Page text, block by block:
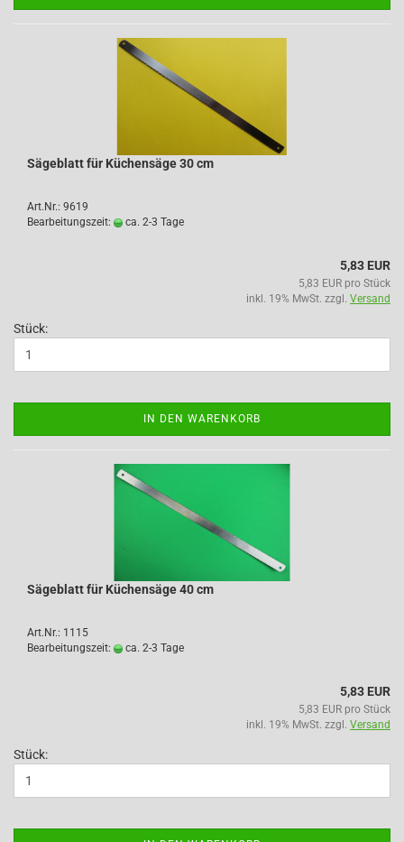
Sägeblatt für Küchensäge 30 cm
Art.Nr.: 9619
Bearbeitungszeit:
ca. 2-3 Tage
5,83 EUR
5,83 EUR pro Stück
inkl. 19% MwSt. zzgl. Versand
Stück:
IN DEN WARENKORB
Sägeblatt für Küchensäge 40 cm
Art.Nr.: 1115
Bearbeitungszeit:
ca. 2-3 Tage
5,83 EUR
5,83 EUR pro Stück
inkl. 19% MwSt. zzgl. Versand
Stück: